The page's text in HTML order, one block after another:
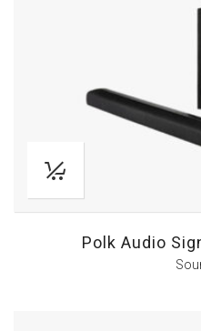
Polk Audio